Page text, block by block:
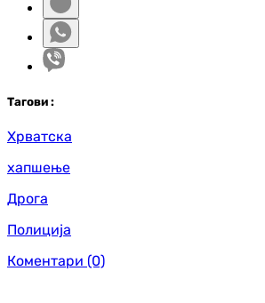
Тагови :
Хрватска
хапшење
Дрога
Полиција
Коментари (0)